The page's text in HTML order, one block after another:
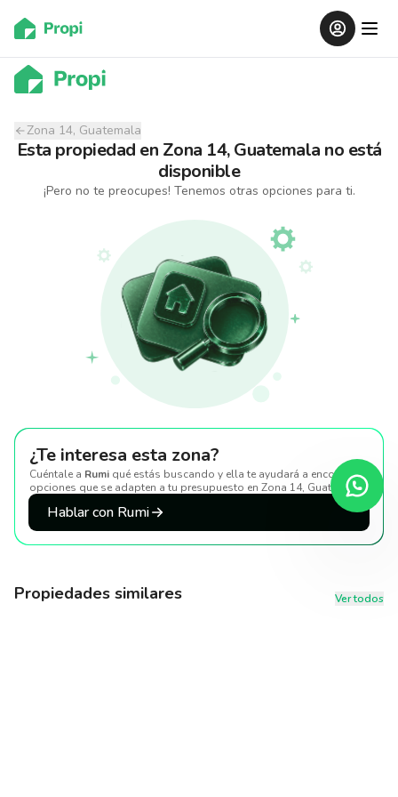
Zona 14, Guatemala
Esta propiedad en Zona 14, Guatemala no está
disponible
¡Pero no te preocupes! Tenemos otras opciones para ti.
¿Te interesa esta zona?
Cuéntale a Rumi qué estás buscando y ella te ayudará a encontrar
opciones que se adapten a tu presupuesto en Zona 14, Guatemala.
Hablar con Rumi
Propiedades similares Ver todos